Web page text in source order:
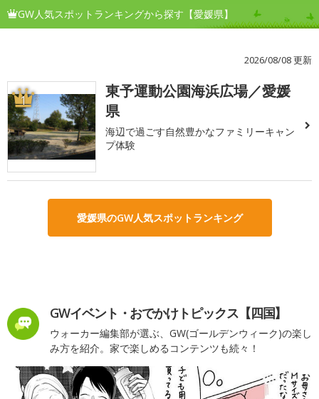
GW人気スポットランキングから探す【愛媛県】
2026/08/08 更新
1
東予運動公園海浜広場／愛媛
県
海辺で過ごす自然豊かなファミリーキャン
プ体験
愛媛県のGW人気スポットランキング
GWイベント・おでかけトピックス【四国】
ウォーカー編集部が選ぶ、GW(ゴールデンウィーク)の楽し
み方を紹介。家で楽しめるコンテンツも続々！